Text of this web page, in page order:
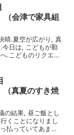
類頼みま...
会津で家具組
晴.夏空が広がり, 真
今日は, こどもが勤
.こどものリクエス
立には, 2人で4...
真夏のすき焼
の結果, 昼ご飯とし
くことになりまし
払っていてあまり